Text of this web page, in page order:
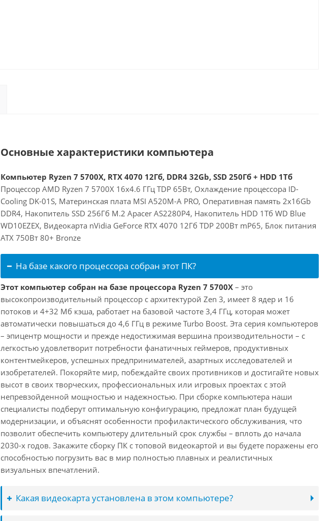
Основные характеристики компьютера
Компьютер Ryzen 7 5700X, RTX 4070 12Гб, DDR4 32Gb, SSD 250Гб + HDD 1Тб
Процессор AMD Ryzen 7 5700X 16x4.6 ГГц TDP 65Вт, Охлаждение процессора ID-
Cooling DK-01S, Материнская плата MSI A520M-A PRO, Оперативная память 2x16Gb
DDR4, Накопитель SSD 256Гб M.2 Apacer AS2280P4, Накопитель HDD 1Тб WD Blue
WD10EZEX, Видеокарта nVidia GeForce RTX 4070 12Гб TDP 200Вт mP65, Блок питания
ATX 750Вт 80+ Bronze
На базе какого процессора собран этот ПК?
Этот компьютер собран на базе процессора Ryzen 7 5700X – это
высокопроизводительный процессор с архитектурой Zen 3, имеет 8 ядер и 16
потоков и 4+32 Мб кэша, работает на базовой частоте 3,4 ГГц, которая может
автоматически повышаться до 4,6 ГГц в режиме Turbo Boost. Эта серия компьютеров
– эпицентр мощности и прежде недостижимая вершина производительности – с
легкостью удовлетворит потребности фанатичных геймеров, продуктивных
контентмейкеров, успешных предпринимателей, азартных исследователей и
изобретателей. Покоряйте мир, побеждайте своих противников и достигайте новых
высот в своих творческих, профессиональных или игровых проектах с этой
непревзойденной мощностью и надежностью. При сборке компьютера наши
специалисты подберут оптимальную конфигурацию, предложат план будущей
модернизации, и объяснят особенности профилактического обслуживания, что
позволит обеспечить компьютеру длительный срок службы – вплоть до начала
2030-х годов. Закажите сборку ПК с топовой видеокартой и вы будете поражены его
способностью погрузить вас в мир полностью плавных и реалистичных
визуальных впечатлений.
Какая видеокарта установлена в этом компьютере?